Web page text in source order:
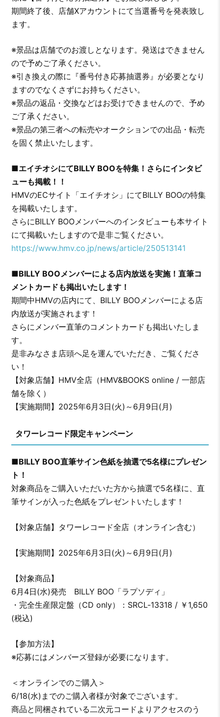
期間終了後、店舗Xアカウントにて当選番号を発表致し
ます。
※景品は店舗でのお渡しとなります。発送はできません
ので予めご了承ください。
※引き換えの際に『番号付き応募抽選券』が必要となり
ますのでなくさずにお持ちください。
※景品の返品・交換などはお受けできませんので、予め
ご了承ください。
※景品の第三者への転売やオークションでの出品・転売
を固く禁止いたします。
■エイチオシにてBILLY BOOを特集！さらにインタビ
ューも掲載！！
HMVのECサイト「エイチオシ」にてBILLY BOOの特集
を掲載いたします。
さらにBILLY BOOメンバーへのインタビューも本サイト
にて掲載いたしますので是非ご覧ください。
https://www.hmv.co.jp/news/article/250513141
■BILLY BOOメンバーによる店内放送を実施！直筆コ
メントカードも掲出いたします！
期間中HMVの店内にて、BILLY BOOメンバーによる店
内放送が実施されます！
さらにメンバー直筆のコメントカードも掲出いたしま
す。
是非みなさま店頭へ足を運んでいただき、ご覧くださ
い！
【対象店舗】HMV全店（HMV&BOOKS online / 一部店
舗を除く）
【実施期間】2025年6月3日(火)～6月9日(月)
タワーレコード限定キャンペーン
■BILLY BOO直筆サイン色紙を抽選で5名様にプレゼン
ト！
対象商品をご購入いただいた方から抽選で5名様に、直
筆サインが入った色紙をプレゼントいたします！
【対象店舗】タワーレコード全店（オンライン含む）
【実施期間】2025年6月3日(火)～6月9日(月)
【対象商品】
6月4日(水)発売 BILLY BOO「ラプソディ」
・完全生産限定盤（CD only）：SRCL-13318 / ￥1,650
(税込)
【参加方法】
※応募にはメンバーズ登録が必要になります。
＜オンラインでのご購入＞
6/18(水)までのご購入者様が対象でございます。
商品と同梱されている二次元コードよりアクセスのう